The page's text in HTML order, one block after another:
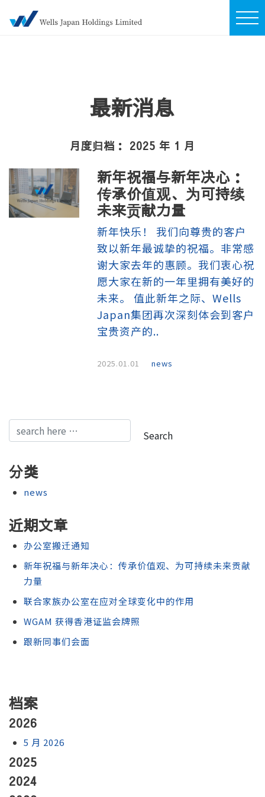
最新消息
月度归档： 2025 年 1 月
新年祝福与新年决心：
传承价值观、为可持续
未来贡献力量
新年快乐！ 我们向尊贵的客户
致以新年最诚挚的祝福。非常感
谢大家去年的惠顾。我们衷心祝
愿大家在新的一年里拥有美好的
未来。 值此新年之际、Wells
Japan集团再次深刻体会到客户
宝贵资产的..
2025.01.01 news
Email address
Search
分类
news
近期文章
办公室搬迁通知
新年祝福与新年决心：传承价值观、为可持续未来贡献
力量
联合家族办公室在应对全球变化中的作用
WGAM 获得香港证监会牌照
跟新同事们会面
档案
2026
5 月 2026
2025
2024